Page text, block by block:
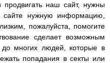
наш сайт, нужны
нужную информацию,
пожалуйста, помогите
сделает возможным
многих людей, которые в
попадания в секты или